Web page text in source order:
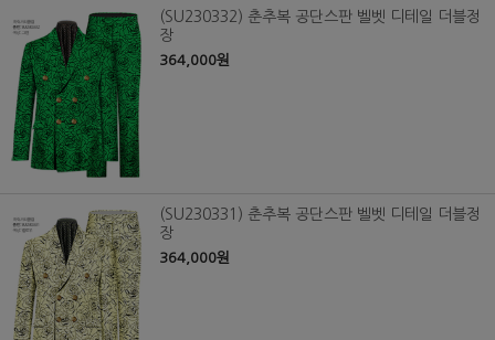
(SU230332) 춘추복 공단스판 벨벳 디테일 더블정
장
364,000원
(SU230331) 춘추복 공단스판 벨벳 디테일 더블정
장
364,000원